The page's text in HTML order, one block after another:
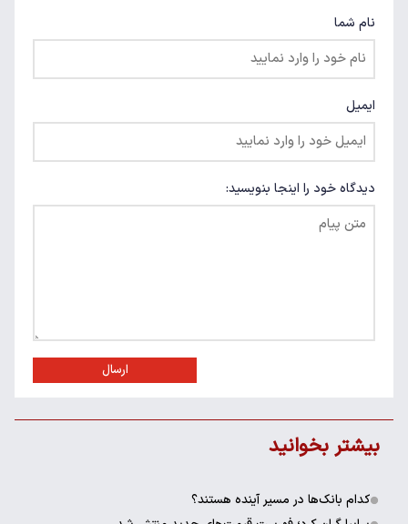
نام شما
ایمیل
دیدگاه خود را اینجا بنویسید:
ارسال
بیشتر بخوانید
کدام بانک‌ها در مسیر آینده هستند؟